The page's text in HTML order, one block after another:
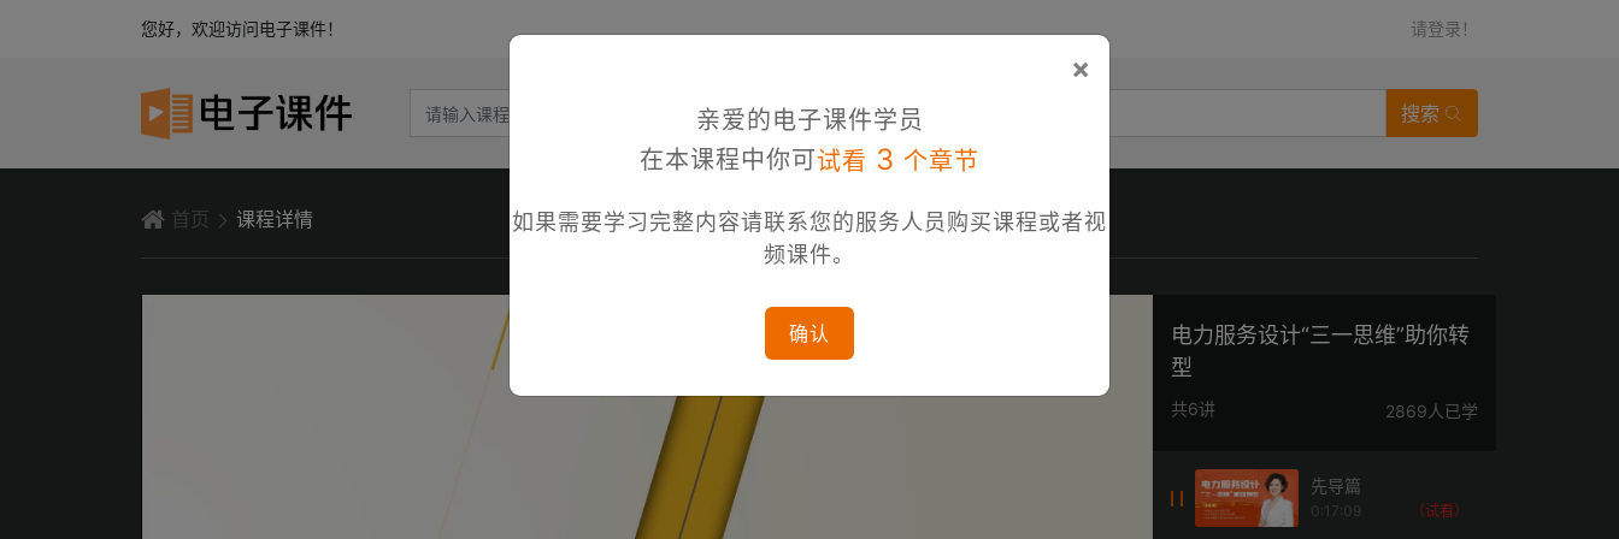
您好，欢迎访问电子课件！ 请登录！
搜索
首页 课程详情
电力服务设计“三一思维”助你转
型
共6讲 2869人已学
先导篇
0:17:09 （试看）
×
亲爱的电子课件学员
在本课程中你可试看 3 个章节
如果需要学习完整内容请联系您的服务人员购买课程或者视
频课件。
确认